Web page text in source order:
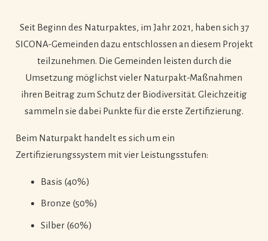
Seit Beginn des Naturpaktes, im Jahr 2021, haben sich 37
SICONA-Gemeinden dazu entschlossen an diesem Projekt
teilzunehmen. Die Gemeinden leisten durch die
Umsetzung möglichst vieler Naturpakt-Maßnahmen
ihren Beitrag zum Schutz der Biodiversität. Gleichzeitig
sammeln sie dabei Punkte für die erste Zertifizierung.
Beim Naturpakt handelt es sich um ein
Zertifizierungssystem mit vier Leistungsstufen:
Basis (40%)
Bronze (50%)
Silber (60%)